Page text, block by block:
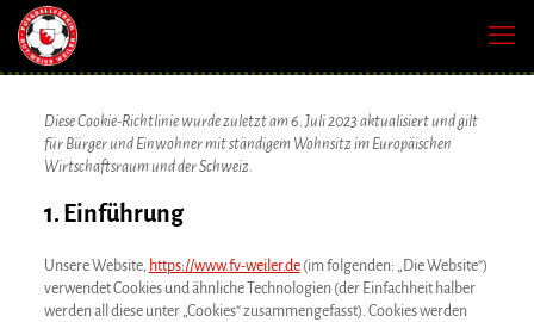
Diese Cookie-Richtlinie wurde zuletzt am 6. Juli 2023 aktualisiert und gilt
für Bürger und Einwohner mit ständigem Wohnsitz im Europäischen
Wirtschaftsraum und der Schweiz.
1. Einführung
Unsere Website, https://www.fv-weiler.de(im folgenden: „Die Website“)
verwendet Cookies und ähnliche Technologien (der Einfachheit halber
werden all diese unter „Cookies“ zusammengefasst). Cookies werden